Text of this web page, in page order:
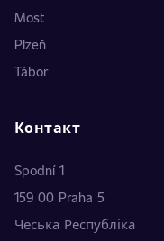
Most
Plzeň
Tábor
Контакт
Spodní 1
159 00 Praha 5
Чеська Республіка